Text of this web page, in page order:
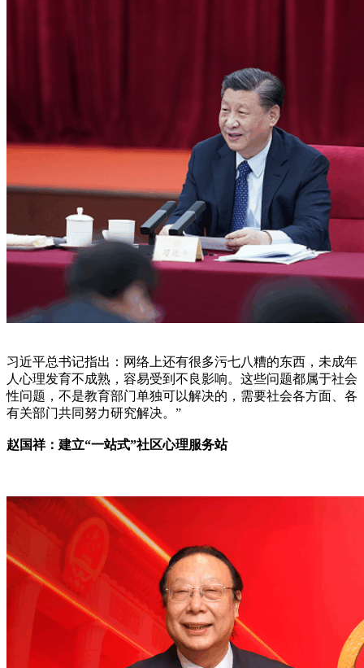
习近平总书记指出：网络上还有很多污七八糟的东西，未成年
人心理发育不成熟，容易受到不良影响。这些问题都属于社会
性问题，不是教育部门单独可以解决的，需要社会各方面、各
有关部门共同努力研究解决。”
赵国祥：建立“一站式”社区心理服务站